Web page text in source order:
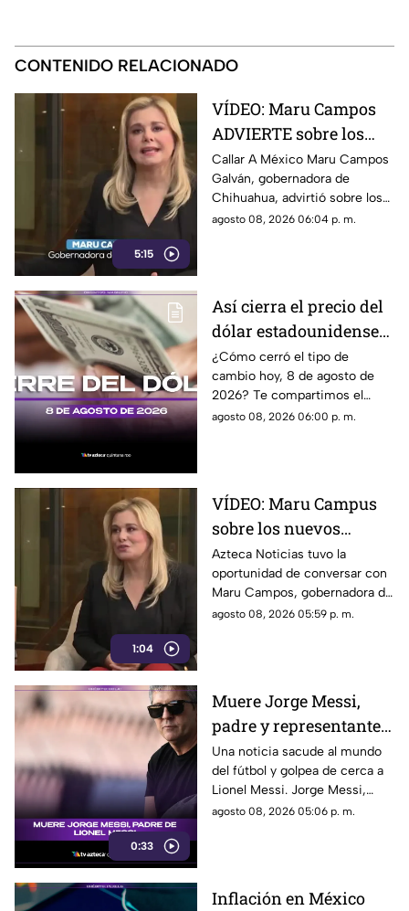
CONTENIDO RELACIONADO
5:15
VÍDEO: Maru Campos
ADVIERTE sobre los
RIESGOS de los nuevos
lineamientos
propuestos por el
Gobierno
Callar A México Maru Campos
Galván, gobernadora de
Chihuahua, advirtió sobre los
riesgos que podrían
disposiciones podrían
utilizarse para sancionar a
medios y periodistas críticos,
además de abrir la puerta a
que el poder determine qué
contenidos son información,
opinión o motivo de sanción.
agosto 08, 2026 06:04 p. m.
Así cierra el precio del
dólar estadounidense
HOY, sábado 8 de
agosto de 2026, en
Cancún
¿Cómo cerró el tipo de
cambio hoy, 8 de agosto de
2026? Te compartimos el
precio del dólar al cierre de
agosto 08, 2026 06:00 p. m.
1:04
VÍDEO: Maru Campus
sobre los nuevos
lineamientos y señala
que son un riesgo para
la libertad de expresión
Azteca Noticias tuvo la
oportunidad de conversar con
Maru Campos, gobernadora de
Chihuahua, quien habló sobre
convertirse en una forma de
censura impulsada desde el
Gobierno Federal.
agosto 08, 2026 05:59 p. m.
0:33
Muere Jorge Messi,
padre y representante
de Lionel Messi
Una noticia sacude al mundo
del fútbol y golpea de cerca a
Lionel Messi. Jorge Messi,
padre y representante del astro
agosto 08, 2026 05:06 p. m.
Inflación en México